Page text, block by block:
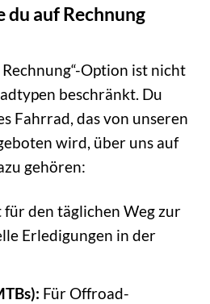
du auf Rechnung
Option ist nicht
beschränkt. Du
Fahrrad, das von unseren
wird, über uns auf
gehören:
für den täglichen Weg zur
Erledigungen in der
Für Offroad-